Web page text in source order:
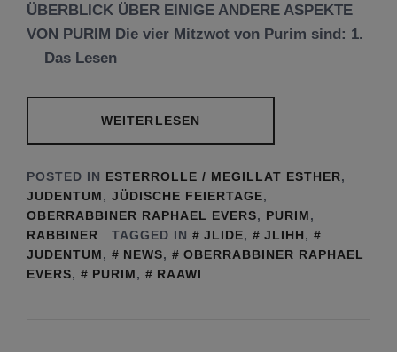
ÜBERBLICK ÜBER EINIGE ANDERE ASPEKTE
VON PURIM Die vier Mitzwot von Purim sind: 1.
Das Lesen
WEITERLESEN
POSTED IN ESTERROLLE / MEGILLAT ESTHER,
JUDENTUM, JÜDISCHE FEIERTAGE,
OBERRABBINER RAPHAEL EVERS, PURIM,
RABBINER
TAGGED IN JLIDE, JLIHH,
JUDENTUM, NEWS,
OBERRABBINER RAPHAEL
EVERS, PURIM, RAAWI